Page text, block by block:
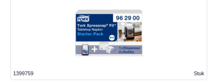
Stuk
1399759